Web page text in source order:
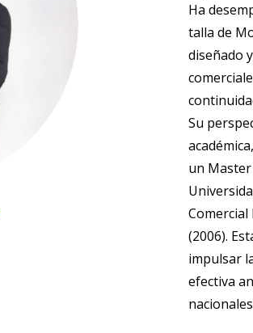
Ha
talla de
diseñado
Su
un
Comercial
(2006).
impulsar
efectiva